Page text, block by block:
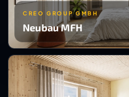
CREO GROUP GMBH
Neubau MFH